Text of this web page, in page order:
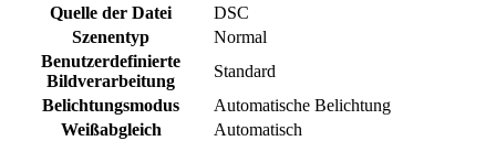
Quelle der Datei
DSC
Szenentyp
Normal
Benutzerdefinierte
Bildverarbeitung
Standard
Belichtungsmodus
Automatische Belichtung
Weißabgleich
Automatisch